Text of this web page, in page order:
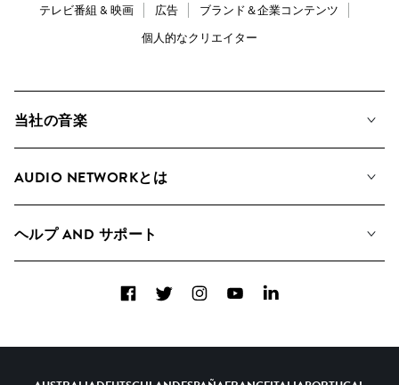
テレビ番組 & 映画 広告
ブランド＆企業コンテンツ
個人的なクリエイター
当社の音楽
検索
アルバム
AUDIO NETWORKとは
ヘルプ AND サポート
FacebookTwitterInstagramYouTubeLinkedIn